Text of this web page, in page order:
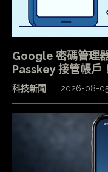
Google 密碼管理
Passkey 接管帳戶！
科技新聞 2026-08-